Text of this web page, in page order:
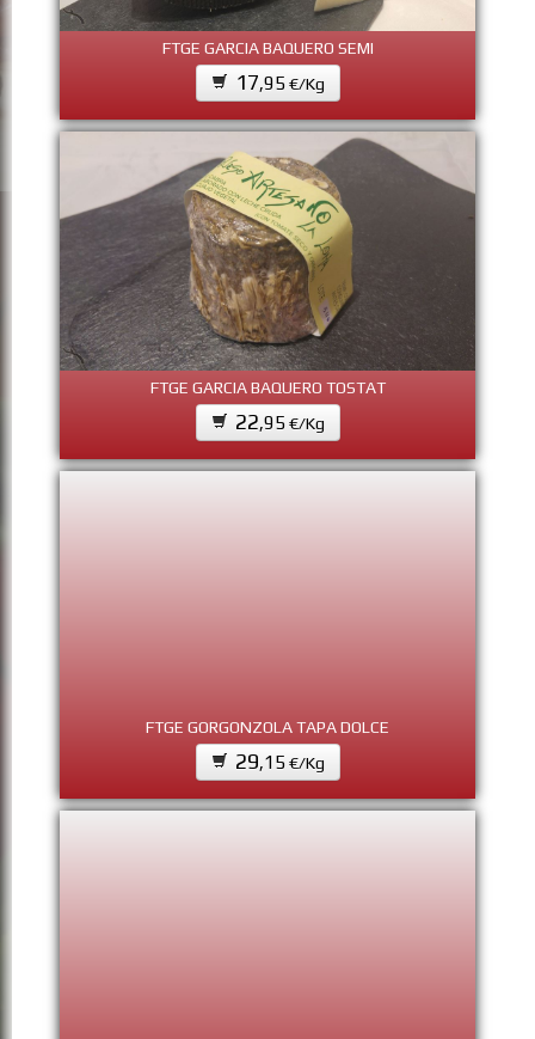
FTGE GARCIA BAQUERO SEMI
17,95 €/Kg
FTGE GARCIA BAQUERO TOSTAT
22,95 €/Kg
FTGE GORGONZOLA TAPA DOLCE
29,15 €/Kg